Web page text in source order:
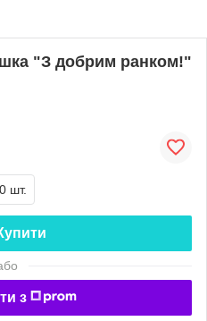
"З добрим ранком!"
шт.
з